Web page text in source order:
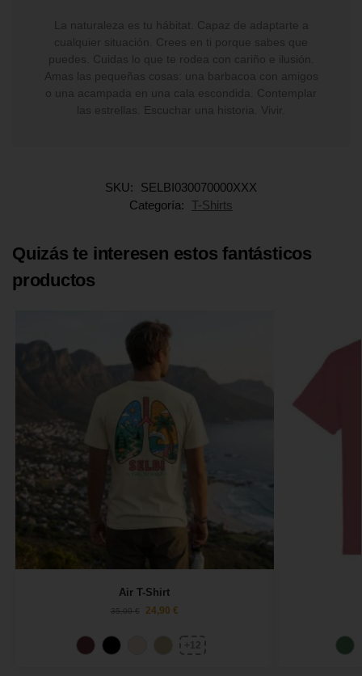
La naturaleza es tu hábitat. Capaz de adaptarte a
cualquier situación. Crees en ti porque sabes que
puedes. Cuidas lo que te rodea con cariño e ilusión.
Amas las pequeñas cosas: una barbacoa con amigos
o una acampada en una cala escondida. Contemplar
las estrellas. Escuchar una historia. Vivir.
SKU:
SELBI030070000XXX
Categoría:
T-Shirts
Quizás te interesen estos fantásticos
productos
Air T-Shirt
35,00€ 24,90 €